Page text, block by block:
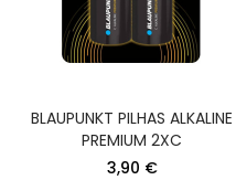
BLAUPUNKT PILHAS ALKALINE
PREMIUM 2XC
3,90 €